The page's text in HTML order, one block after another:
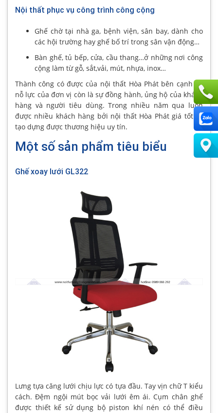
Nội thất phục vụ công trình công cộng
Ghế chờ tại nhà ga, bệnh viện, sân bay, dành cho
các hội trường hay ghế bố trí trong sân vận động…
Bàn ghế, tủ bếp, cửa, cầu thang…ở những nơi công
cộng làm từ gỗ, sắt,vải, mút, nhựa, inox…
Thành công có được của nội thất Hòa Phát bên cạnh sự
nỗ lực của đơn vị còn là sự đồng hành, ủng hộ của khách
hàng và người tiêu dùng. Trong nhiều năm qua luôn
được nhiều khách hàng bởi nội thất Hòa Phát giá tốt và
tạo dựng được thương hiệu uy tín.
Một số sản phẩm tiêu biểu
Ghế xoay lưới GL322
Lưng tựa căng lưới chịu lực có tựa đầu. Tay vịn chữ T kiểu
cách. Đệm ngội mút bọc vải lưới êm ái. Cụm chân ghế
được thiết kế sử dụng bộ piston khí nén có thể điều